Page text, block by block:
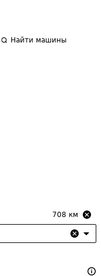
Найти машины
708 км